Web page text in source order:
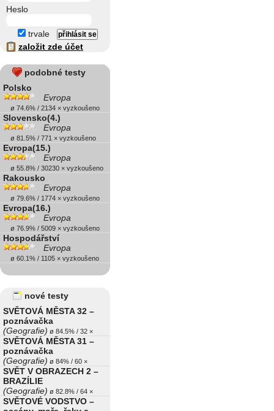
Heslo
trvale
založit zde účet
podobné testy
Polsko
Evropa
ø 74.6% / 2134 × vyzkoušeno
Slovensko(4.)
Evropa
ø 81.5% / 771 × vyzkoušeno
Evropa(15.)
Evropa
ø 55.8% / 30230 × vyzkoušeno
Rakousko
Evropa
ø 79.6% / 1774 × vyzkoušeno
Evropa(16.)
Evropa
ø 76.9% / 5009 × vyzkoušeno
Hospodářství
Evropa
ø 60.1% / 1105 × vyzkoušeno
nové testy
SVĚTOVÁ MĚSTA 32 –
poznávačka
(Geografie) ø 84.5% / 32 ×
SVĚTOVÁ MĚSTA 31 –
poznávačka
(Geografie) ø 84% / 60 ×
SVĚT V OBRAZECH 2 –
BRAZÍLIE
(Geografie) ø 82.8% / 64 ×
SVĚTOVÉ VODSTVO –